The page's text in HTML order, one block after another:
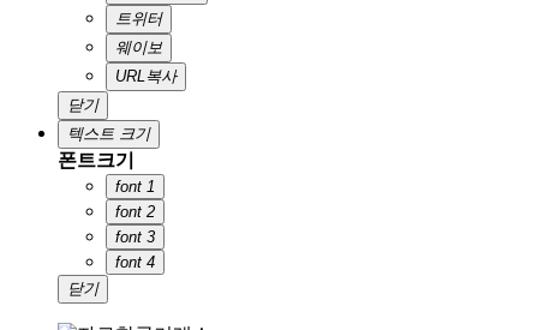
트위터
웨이보
URL복사
닫기
텍스트 크기
폰트크기
font 1
font 2
font 3
font 4
닫기